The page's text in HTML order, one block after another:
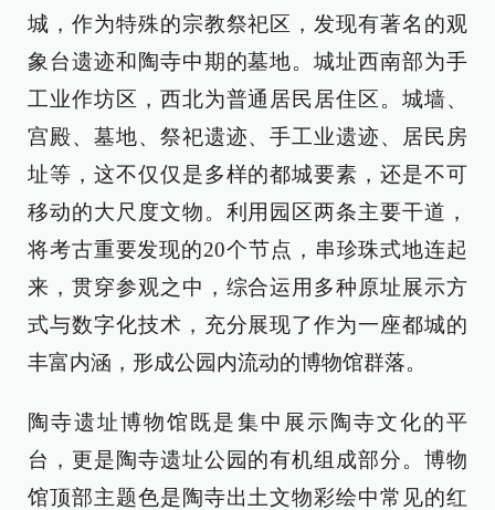
城，作为特殊的宗教祭祀区，发现有著名的观
象台遗迹和陶寺中期的墓地。城址西南部为手
工业作坊区，西北为普通居民居住区。城墙、
宫殿、墓地、祭祀遗迹、手工业遗迹、居民房
址等，这不仅仅是多样的都城要素，还是不可
移动的大尺度文物。利用园区两条主要干道，
将考古重要发现的20个节点，串珍珠式地连起
来，贯穿参观之中，综合运用多种原址展示方
式与数字化技术，充分展现了作为一座都城的
丰富内涵，形成公园内流动的博物馆群落。
陶寺遗址博物馆既是集中展示陶寺文化的平
台，更是陶寺遗址公园的有机组成部分。博物
馆顶部主题色是陶寺出土文物彩绘中常见的红